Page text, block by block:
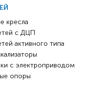
кресла
с ДЦП
активного типа
с электроприводом
опоры